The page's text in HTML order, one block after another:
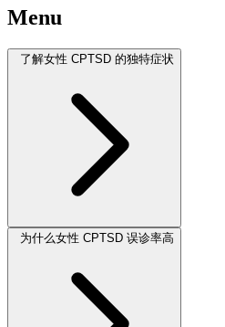
Menu
了解女性 CPTSD 的独特症状
为什么女性 CPTSD 误诊率高